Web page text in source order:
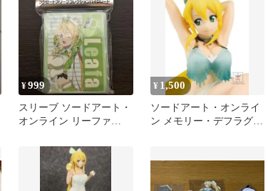
¥999
スリーブ ソードアート・
オンライン リーファ
¥ 1,500
ソードアート・オンライ
ン メモリー・デフラグ